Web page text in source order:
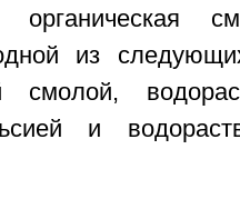
органическая
из
смолой,
и